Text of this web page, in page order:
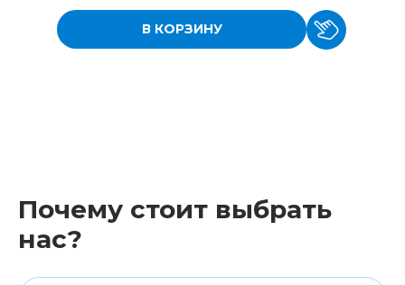
В КОРЗИНУ
Почему стоит выбрать
нас?